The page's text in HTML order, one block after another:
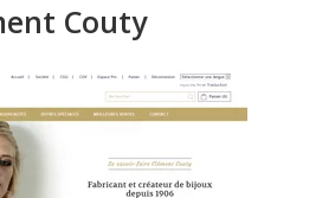
Couty